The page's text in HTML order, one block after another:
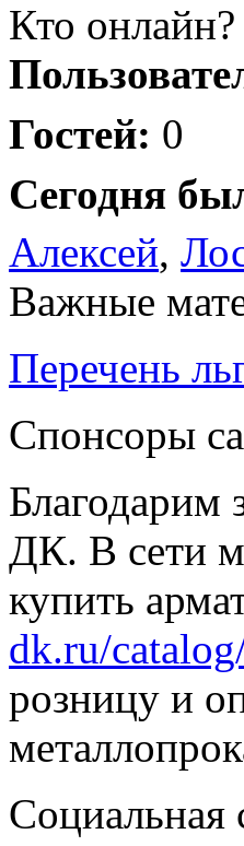
Кто онлайн?
Гостей: 0
Сегодня
Алексей,
Важные
Перечень
Спонсоры
ДК. В сети
купить
dk.ru/
розницу и